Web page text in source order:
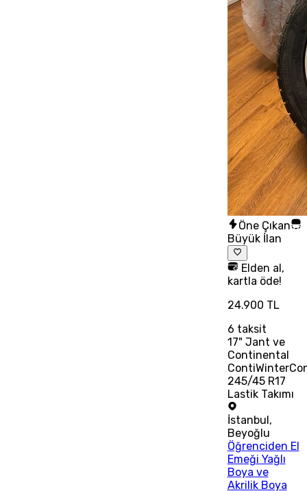
Öne Çıkan
Büyük İlan
Elden al,
kartla öde!
24.900 TL
6 taksit
17" Jant ve
Continental
245/45 R17
Lastik Takımı
İstanbul,
Beyoğlu
Öğrenciden El
Emeği Yağlı
Boya ve
Akrilik Boya